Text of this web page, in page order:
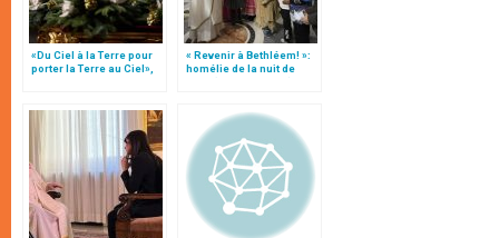
«Du Ciel à la Terre pour
porter la Terre au Ciel»,
« Revenir à Bethléem! »:
homélie de la nuit de